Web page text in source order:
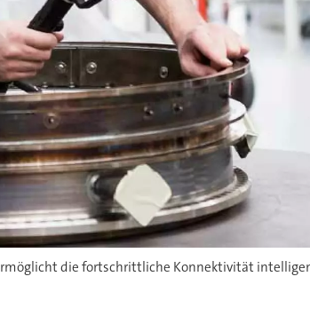
die fortschrittliche Konnektivität